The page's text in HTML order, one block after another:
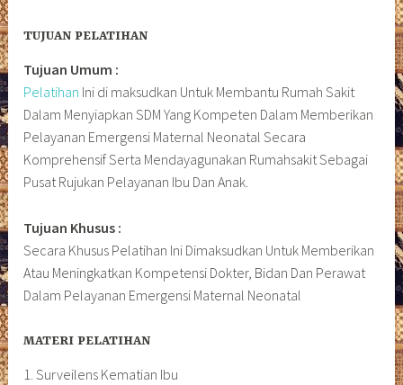
TUJUAN PELATIHAN
Tujuan Umum :
Pelatihan Ini di maksudkan Untuk Membantu Rumah Sakit
Dalam Menyiapkan SDM Yang Kompeten Dalam Memberikan
Pelayanan Emergensi Maternal Neonatal Secara
Komprehensif Serta Mendayagunakan Rumahsakit Sebagai
Pusat Rujukan Pelayanan Ibu Dan Anak.
Tujuan Khusus :
Secara Khusus Pelatihan Ini Dimaksudkan Untuk Memberikan
Atau Meningkatkan Kompetensi Dokter, Bidan Dan Perawat
Dalam Pelayanan Emergensi Maternal Neonatal
MATERI PELATIHAN
1. Surveilens Kematian Ibu